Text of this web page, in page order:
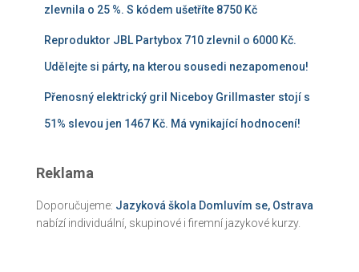
zlevnila o 25 %. S kódem ušetříte 8750 Kč
Reproduktor JBL Partybox 710 zlevnil o 6000 Kč.
Udělejte si párty, na kterou sousedi nezapomenou!
Přenosný elektrický gril Niceboy Grillmaster stojí s
51% slevou jen 1467 Kč. Má vynikající hodnocení!
Reklama
Doporučujeme: Jazyková škola Domluvím se, Ostrava
nabízí individuální, skupinové i firemní jazykové kurzy.